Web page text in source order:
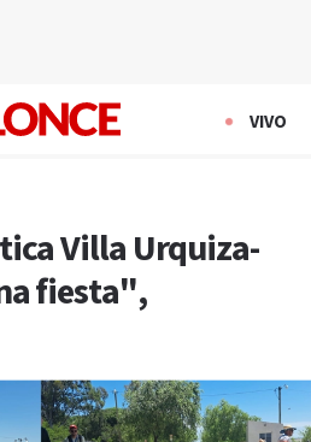
VIVO
Villa Urquiza-
fiesta",